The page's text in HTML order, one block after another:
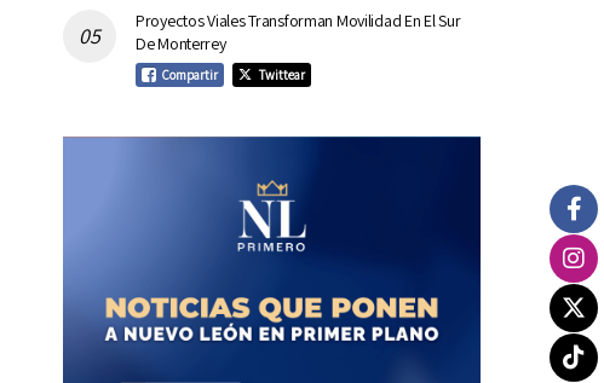
Proyectos Viales Transforman Movilidad En El Sur
De Monterrey
Compartir Twittear